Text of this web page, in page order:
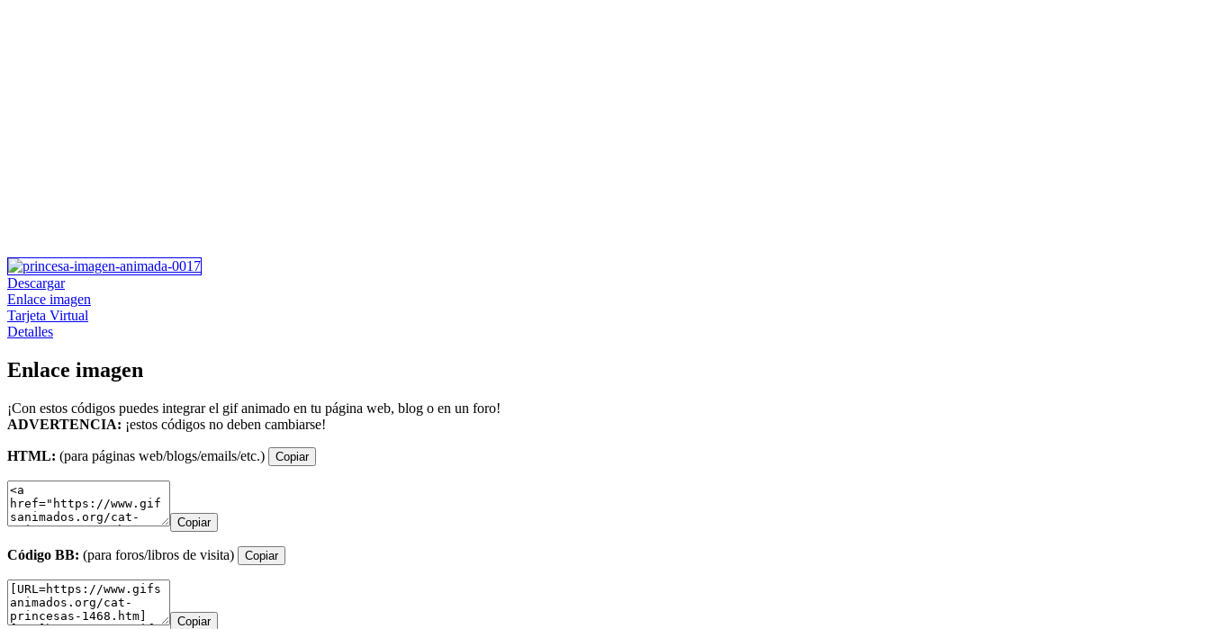
Descargar
Enlace imagen
Tarjeta Virtual
Detalles
Enlace imagen
¡Con estos códigos puedes integrar el gif animado en tu página web, blog o en un foro!
ADVERTENCIA: ¡estos códigos no deben cambiarse!
HTML: (para páginas web/blogs/emails/etc.) Copiar
Copiar
Código BB: (para foros/libros de visita) Copiar
Copiar